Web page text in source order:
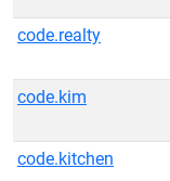
code.realty
code.kim
code.kitchen